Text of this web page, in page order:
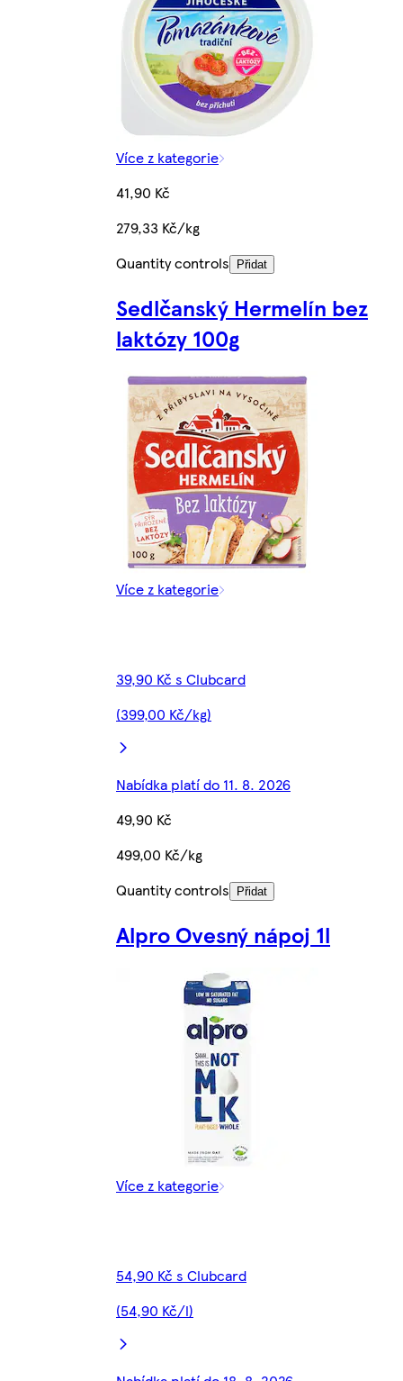
Více z kategorie
41,90 Kč
279,33 Kč/kg
Quantity controls
Přidat
Sedlčanský Hermelín bez
laktózy 100g
Více z kategorie
39,90 Kč s Clubcard
(399,00 Kč/kg)
Nabídka platí do 11. 8. 2026
49,90 Kč
499,00 Kč/kg
Quantity controls
Přidat
Alpro Ovesný nápoj 1l
Více z kategorie
54,90 Kč s Clubcard
(54,90 Kč/l)